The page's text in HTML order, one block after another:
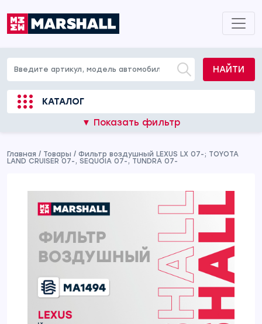
НАЙТИ
КАТАЛОГ
▼ Показать фильтр
Главная / Товары / Фильтр воздушный LEXUS LX 07-; TOYOTA
LAND CRUISER 07-, SEQUOIA 07-, TUNDRA 07-